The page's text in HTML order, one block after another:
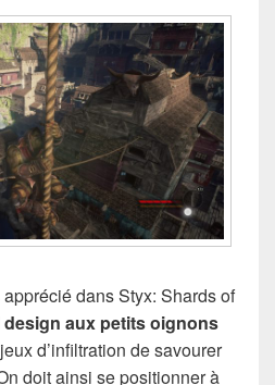
apprécié dans Styx: Shards of
aux petits oignons
d’infiltration de savourer
doit ainsi se positionner à